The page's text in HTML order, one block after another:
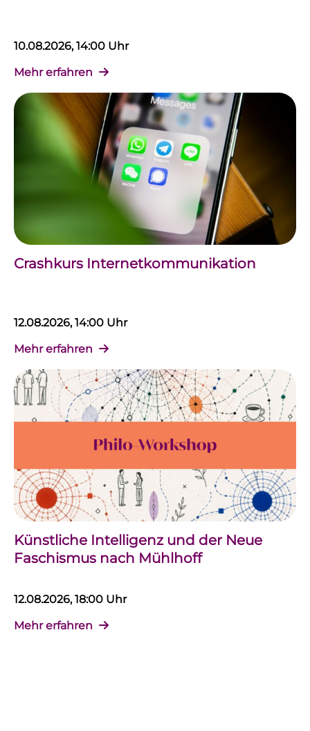
10.08.2026, 14:00 Uhr
Mehr erfahren
Crashkurs Internetkommunikation
12.08.2026, 14:00 Uhr
Mehr erfahren
Künstliche Intelligenz und der Neue
Faschismus nach Mühlhoff
12.08.2026, 18:00 Uhr
Mehr erfahren